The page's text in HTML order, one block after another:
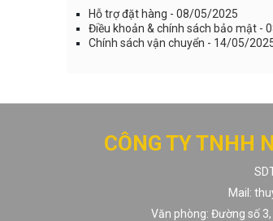
Hỗ trợ đặt hàng - 08/05/2025
Điều khoản & chính sách bảo mật -
Chính sách vận chuyển - 14/05/
CÔNG TY TNHH
Mail:
Văn phòng: Đường số